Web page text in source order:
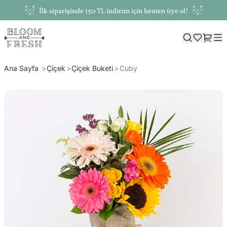
İlk siparişinde 150 TL indirim için hemen üye ol!
Ana Sayfa Çiçek Çiçek Buketi Cuby